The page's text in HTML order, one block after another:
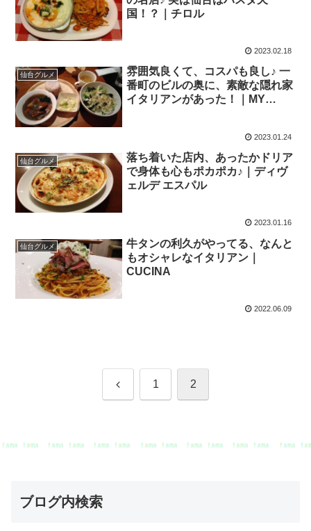
国！？｜チロル
2023.02.18
仙台グルメ
雰囲気良くて、コスパも良し♪ 一
番町のビルの奥に、素敵な隠れ家
イタリアンがあった！｜MY
2023.01.24
仙台グルメ
落ち着いた店内、あったかドリア
で身体も心もポカポカ♪｜ディヴ
ェルデ エスパル
2023.01.16
仙台グルメ
牛タンの利久がやってる、なんと
もオシャレなイタリアン｜
CUCINA
2022.06.09
前 1 2
ブログ内検索